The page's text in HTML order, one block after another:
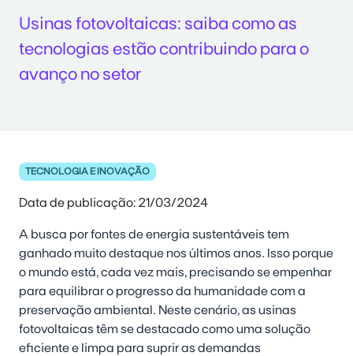
Usinas fotovoltaicas: saiba como as
tecnologias estão contribuindo para o
avanço no setor
TECNOLOGIA E INOVAÇÃO
Data de publicação: 21/03/2024
A busca por fontes de energia sustentáveis tem
ganhado muito destaque nos últimos anos. Isso porque
o mundo está, cada vez mais, precisando se empenhar
para equilibrar o progresso da humanidade com a
preservação ambiental. Neste cenário, as usinas
fotovoltaicas têm se destacado como uma solução
eficiente e limpa para suprir as demandas